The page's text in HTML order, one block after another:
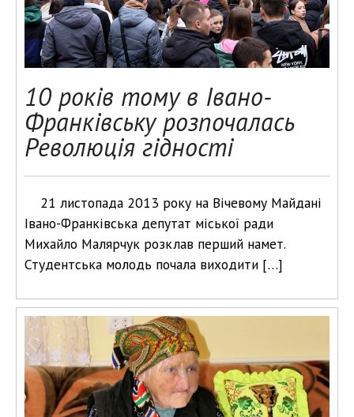
10 років тому в Івано-
Франківську розпочалась
Революція гідності
21 листопада 2013 року на Вічевому Майдані
Івано-Франківська депутат міської ради
Михайло Малярчук розклав перший намет.
Студентська молодь почала виходити […]